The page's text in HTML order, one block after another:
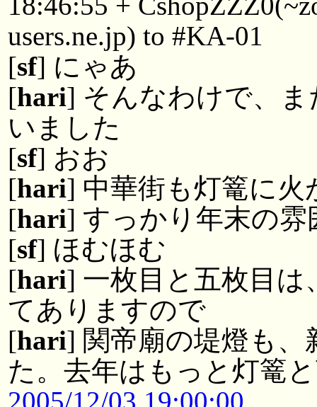
users.ne.jp) to #KA-01
[sf] にゃあ
[hari] そんなわけで、
いました
[sf] おお
[hari] 中華街も灯篭に火
[hari] すっかり年末の
[sf] ほむほむ
[hari] 一枚目と五枚目
てありますので
[hari] 関帝廟の堤燈も
た。去年はもっと灯篭
2005/12/03 19:00:00